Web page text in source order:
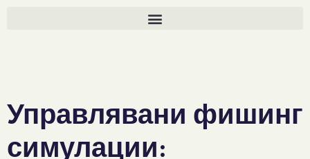
Управлявани фишинг
симулации: